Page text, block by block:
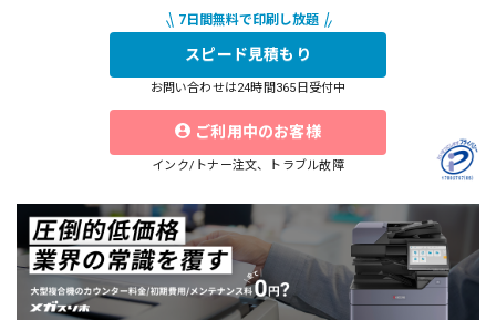
スピード見積もり
お問い合わせは24時間365日受付中
ご利用中のお客様
インク/トナー注文、トラブル故障